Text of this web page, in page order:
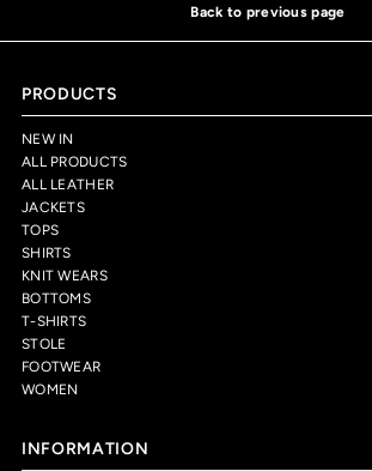
Back to previous page
PRODUCTS
NEW IN
ALL PRODUCTS
ALL LEATHER
JACKETS
TOPS
SHIRTS
KNIT WEARS
BOTTOMS
T-SHIRTS
STOLE
FOOTWEAR
WOMEN
INFORMATION